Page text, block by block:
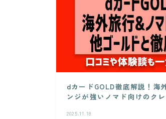
dカードGOLD徹底解説！海
ンジが強いノマド向けのク
2025.11.18